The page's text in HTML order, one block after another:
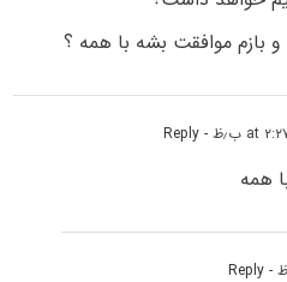
و بازم موافقت بشه با همه ؟
- Reply
همه
- Reply